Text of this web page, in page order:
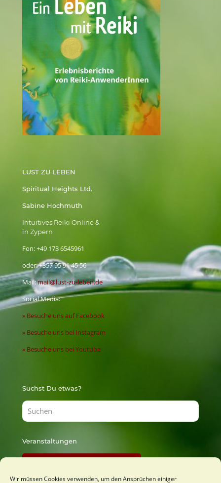
Wir müssen Cookies verwenden, um den Ansprüchen einiger
LUST ZU LEBEN
Spiritual Heights Ltd.
Sabine Hochmuth
Intuitives Reiki Online &
in Zypern
Fon:+49 173 6545961
oder:+357 95 91 45 56
Mail:mail@lust-zu-leben.de
Social Media:
» Besuche uns auf Facebook
» Besuche uns bei Instagram
» Besuche uns bei Youtube
Suchst Du etwas?
Veranstaltungen